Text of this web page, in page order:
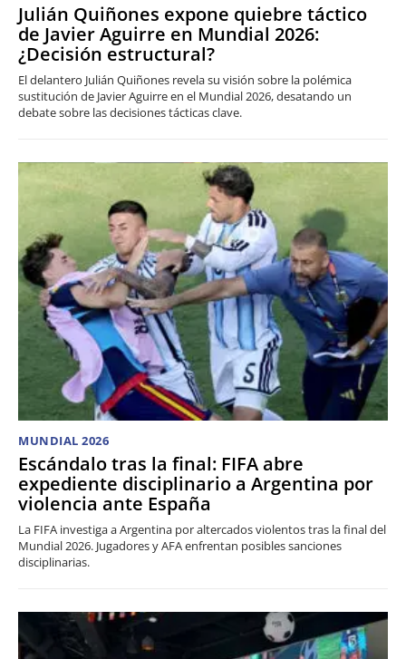
Julián Quiñones expone quiebre táctico
de Javier Aguirre en Mundial 2026:
¿Decisión estructural?
El delantero Julián Quiñones revela su visión sobre la polémica
sustitución de Javier Aguirre en el Mundial 2026, desatando un
debate sobre las decisiones tácticas clave.
MUNDIAL 2026
Escándalo tras la final: FIFA abre
expediente disciplinario a Argentina por
violencia ante España
La FIFA investiga a Argentina por altercados violentos tras la final del
Mundial 2026. Jugadores y AFA enfrentan posibles sanciones
disciplinarias.